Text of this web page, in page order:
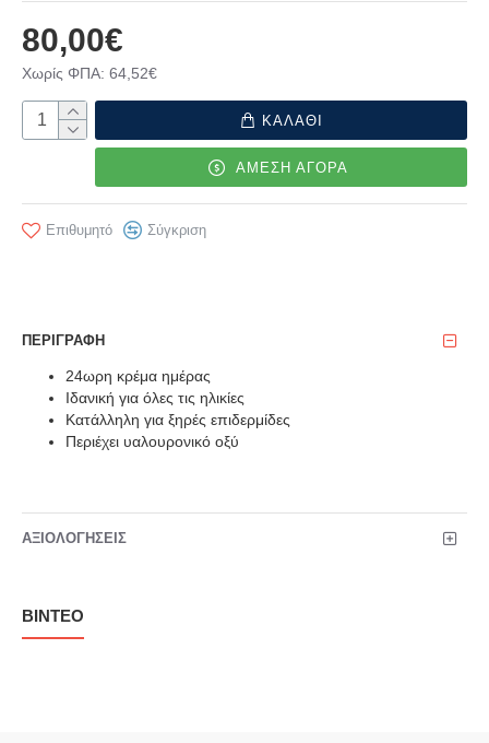
80,00€
Χωρίς ΦΠΑ: 64,52€
ΚΑΛΑΘΙ
ΑΜΕΣΗ ΑΓΟΡΑ
Επιθυμητό Σύγκριση
ΠΕΡΙΓΡΑΦΉ
24ωρη κρέμα ημέρας
Ιδανική για όλες τις ηλικίες
Κατάλληλη για ξηρές επιδερμίδες
Περιέχει υαλουρονικό οξύ
ΑΞΙΟΛΟΓΉΣΕΙΣ
ΒΊΝΤΕΟ